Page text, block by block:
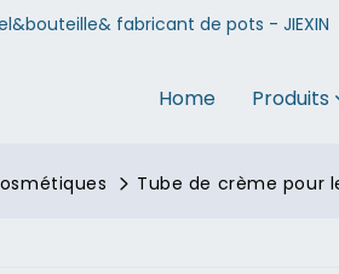
fabricant de pots - JIEXIN
Home Produits
Tube de crème pour